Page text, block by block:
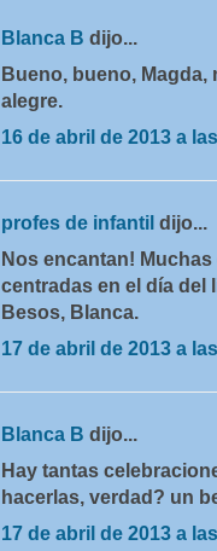
Blanca B dijo...
Bueno, bueno,
alegre.
16 de abril de 2013 a
profes de infantil dijo...
Nos encantan!
centradas en el día del
Besos, Blanca.
17 de abril de 2013 a
Blanca B dijo...
Hay tantas
hacerlas, verdad? un
17 de abril de 2013 a